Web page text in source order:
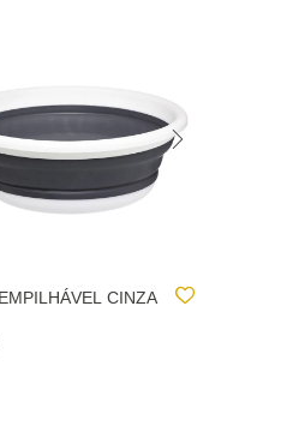
CINZA